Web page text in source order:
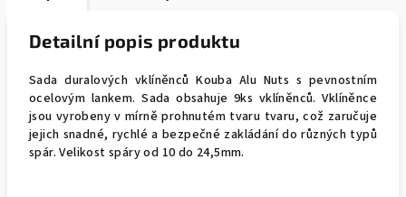
Detailní popis produktu
Sada duralových vklíněnců Kouba Alu Nuts s pevnostním
ocelovým lankem. Sada obsahuje 9ks vklíněnců. Vklíněnce
jsou vyrobeny v mírně prohnutém tvaru tvaru, což zaručuje
jejich snadné, rychlé a bezpečné zakládání do různých typů
spár. Velikost spáry od 10 do 24,5mm.